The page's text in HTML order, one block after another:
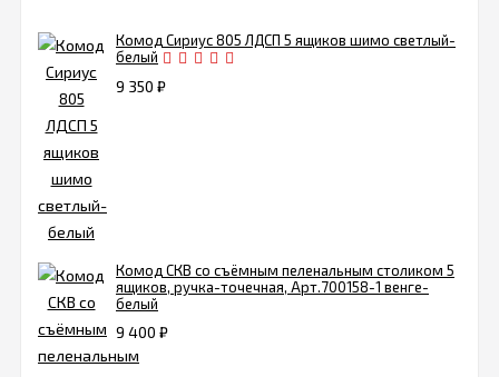
Комод Сириус 805 ЛДСП 5 ящиков шимо светлый-
белый
9 350 ₽
Комод СКВ со съёмным пеленальным столиком 5
ящиков, ручка-точечная, Арт.700158-1 венге-
белый
9 400 ₽